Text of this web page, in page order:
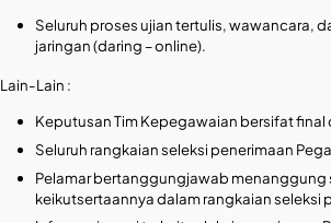
Seluruh proses ujian tertulis, wawancara,
jaringan (daring – online).
Lain-Lain :
Keputusan Tim Kepegawaian bersifat
Seluruh rangkaian seleksi penerimaan
Pelamar bertanggungjawab menanggung
keikutsertaannya dalam rangkaian seleksi